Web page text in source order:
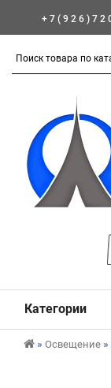
Категории
Освещение